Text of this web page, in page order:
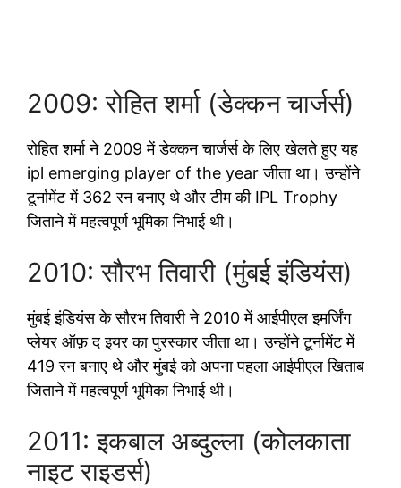
2009: रोहित शर्मा (डेक्कन चार्जर्स)
रोहित शर्मा ने 2009 में डेक्कन चार्जर्स के लिए खेलते हुए यह
ipl emerging player of the year जीता था। उन्होंने
टूर्नामेंट में 362 रन बनाए थे और टीम की IPL Trophy
जिताने में महत्वपूर्ण भूमिका निभाई थी।
2010: सौरभ तिवारी (मुंबई इंडियंस)
मुंबई इंडियंस के सौरभ तिवारी ने 2010 में आईपीएल इमर्जिंग
प्लेयर ऑफ़ द इयर का पुरस्कार जीता था। उन्होंने टूर्नामेंट में
419 रन बनाए थे और मुंबई को अपना पहला आईपीएल खिताब
जिताने में महत्वपूर्ण भूमिका निभाई थी।
2011: इकबाल अब्दुल्ला (कोलकाता
नाइट राइडर्स)